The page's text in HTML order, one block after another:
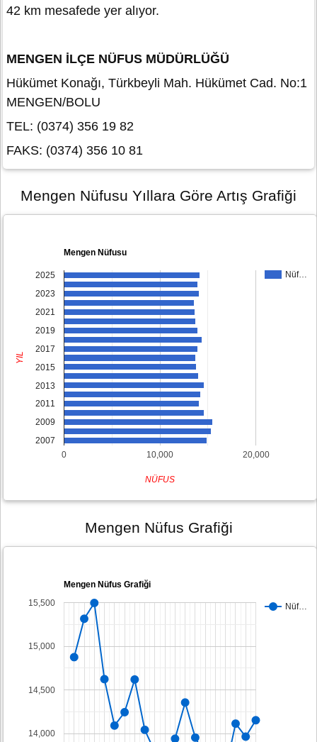
42 km mesafede yer alıyor.
MENGEN İLÇE NÜFUS MÜDÜRLÜĞÜ
Hükümet Konağı, Türkbeyli Mah. Hükümet Cad. No:1
MENGEN/BOLU
TEL: (0374) 356 19 82
FAKS: (0374) 356 10 81
Mengen Nüfusu Yıllara Göre Artış Grafiği
Mengen Nüfusu
Nüf…
0 10,000 20,000
2025
2023
2021
2019
2017
2015
2013
2011
2009
2007
NÜFUS
YIL
Mengen Nüfus Grafiği
Mengen Nüfus Grafiği
Nüf…
14,000
14,500
15,000
15,500